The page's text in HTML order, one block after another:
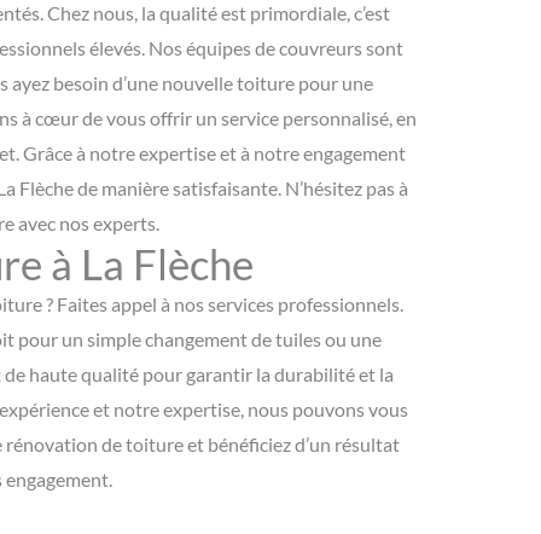
Chez nous, la qualité est primordiale, c’est
élevés. Nos équipes de couvreurs sont
besoin d’une nouvelle toiture pour une
à cœur de vous offrir un service personnalisé, en
Grâce à notre expertise et à notre engagement
Flèche de manière satisfaisante. N’hésitez pas à
avec nos experts.
à La Flèche
? Faites appel à nos services professionnels.
pour un simple changement de tuiles ou une
haute qualité pour garantir la durabilité et la
et notre expertise, nous pouvons vous
de toiture et bénéficiez d’un résultat